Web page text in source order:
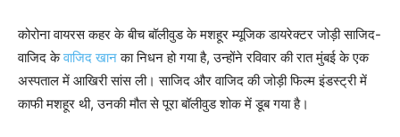
कोरोना वायरस कहर के बीच बॉलीवुड के मशहूर म्यूजिक डायरेक्टर जोड़ी साजिद-
वाजिद केवाजिद खानका निधन हो गया है, उन्होंने रविवार की रात मुंबई के एक
अस्पताल में आखिरी सांस ली। साजिद और वाजिद की जोड़ी फिल्म इंडस्ट्री में
काफी मशहूर थी, उनकी मौत से पूरा बॉलीवुड शोक में डूब गया है।